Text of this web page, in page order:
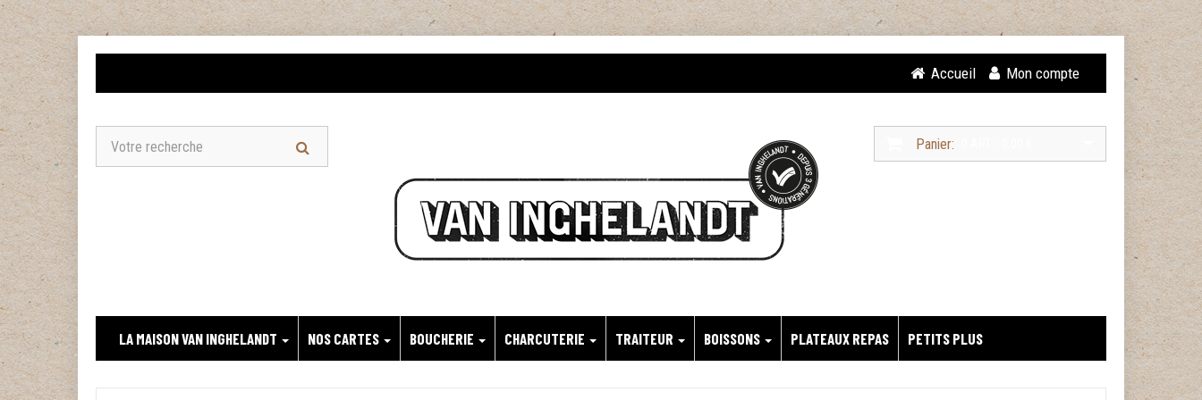
Accueil Mon compte
Panier:
LA MAISON VAN INGHELANDT NOS CARTES BOUCHERIE CHARCUTERIE TRAITEUR BOISSONS PLATEAUX REPAS PETITS PLUS